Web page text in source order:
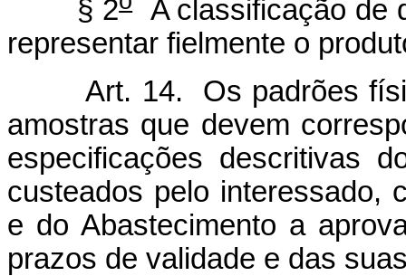
§ 2 A classificação de
representar fielmente o
Art. 14. Os padrões
amostras que devem
especificações descritivas
custeados pelo interessado,
e do Abastecimento a
prazos de validade e das